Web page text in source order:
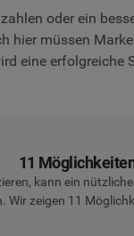
oder ein
hier müssen
eine
11
kann ein
Wir zeigen 11